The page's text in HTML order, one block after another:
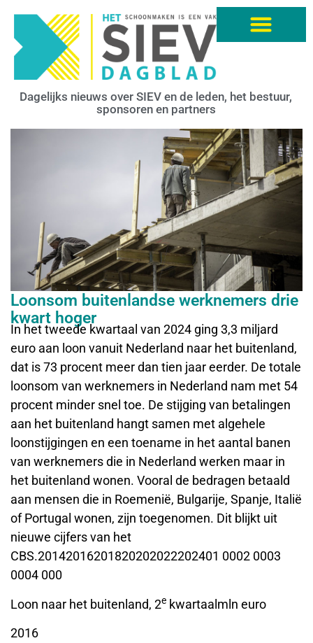
Dagelijks nieuws over SIEV en de leden, het bestuur,
sponsoren en partners
Loonsom buitenlandse werknemers drie
kwart hoger
In het tweede kwartaal van 2024 ging 3,3 miljard
euro aan loon vanuit Nederland naar het buitenland,
dat is 73 procent meer dan tien jaar eerder. De totale
loonsom van werknemers in Nederland nam met 54
procent minder snel toe. De stijging van betalingen
aan het buitenland hangt samen met algehele
loonstijgingen en een toename in het aantal banen
van werknemers die in Nederland werken maar in
het buitenland wonen. Vooral de bedragen betaald
aan mensen die in Roemenië, Bulgarije, Spanje, Italië
of Portugal wonen, zijn toegenomen. Dit blijkt uit
nieuwe cijfers van het
CBS.20142016201820202022202401 0002 0003
0004 000
Loon naar het buitenland, 2e kwartaalmln euro
2016